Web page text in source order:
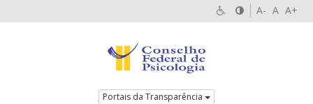
A- A A+
Portais da Transparência